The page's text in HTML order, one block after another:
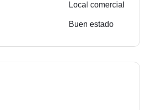
Local comercial
Buen estado